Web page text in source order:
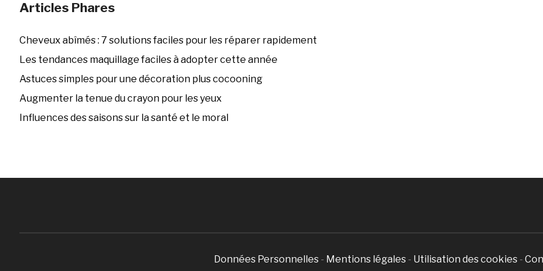
Articles Phares
Cheveux abîmés : 7 solutions faciles pour les réparer rapidement
Les tendances maquillage faciles à adopter cette année
Astuces simples pour une décoration plus cocooning
Augmenter la tenue du crayon pour les yeux
Influences des saisons sur la santé et le moral
Données Personnelles - Mentions légales - Utilisation des cookies -